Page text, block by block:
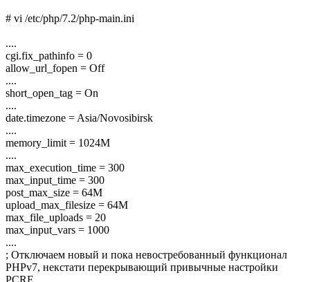
# vi /etc/php/7.2/php-main.ini
....
cgi.fix_pathinfo = 0
allow_url_fopen = Off
....
short_open_tag = On
....
date.timezone = Asia/Novosibirsk
....
memory_limit = 1024M
....
max_execution_time = 300
max_input_time = 300
post_max_size = 64M
upload_max_filesize = 64M
max_file_uploads = 20
max_input_vars = 1000
....
; Отключаем новый и пока невостребованный функционал
PHPv7, некстати перекрывающий привычные настройки
PCRE